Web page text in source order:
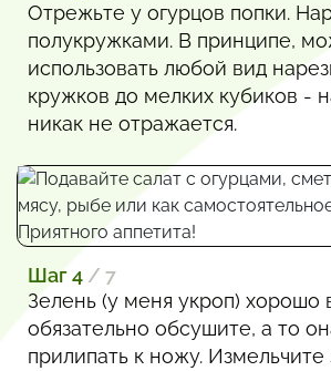
Отрежьте у огурцов попки.
полукружками. В принципе,
использовать любой вид
кружков до мелких кубиков -
никак не отражается.
Шаг 4 / 7
Зелень (у меня укроп) хорошо
обязательно обсушите, а то
прилипать к ножу.